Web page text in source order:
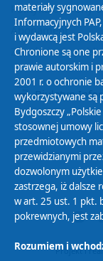
Polityka ochrony
Abonament
Zamówienia
Biuletyn
Projekt i
materiały
Informacyjnych
i wydawcą jest
Chronione są one
prawie autorskim i
2001 r. o ochronie
wykorzystywane są
Bydgoszczy
stosownej umowy
przedmiotowych
przewidzianymi
dozwolonym
zastrzega, iż dalsze
w art. 25 ust. 1 pkt.
pokrewnych, jest
Rozumiem i